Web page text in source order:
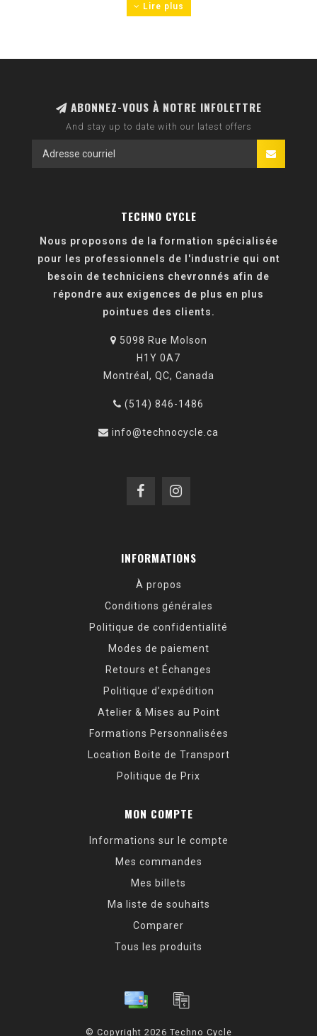
haute qualité - avec un accent particulier sur la
Lire plus
ABONNEZ-VOUS À NOTRE INFOLETTRE
And stay up to date with our latest offers
TECHNO CYCLE
Nous proposons de la formation spécialisée
pour les professionnels de l'industrie qui ont
besoin de techniciens chevronnés afin de
répondre aux exigences de plus en plus
pointues des clients.
5098 Rue Molson
H1Y 0A7
Montréal, QC, Canada
(514) 846-1486
info@technocycle.ca
INFORMATIONS
À propos
Conditions générales
Politique de confidentialité
Modes de paiement
Retours et Échanges
Politique d’expédition
Atelier & Mises au Point
Formations Personnalisées
Location Boite de Transport
Politique de Prix
MON COMPTE
Informations sur le compte
Mes commandes
Mes billets
Ma liste de souhaits
Comparer
Tous les produits
© Copyright 2026 Techno Cycle